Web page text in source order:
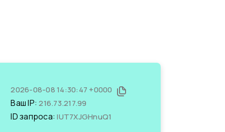
2026-08-08 14:30:47 +0000
Ваш IP:216.73.217.99
ID запроса:lUT7XJGHnuQ1